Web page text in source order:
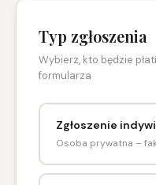
Typ zgłoszenia
Wybierz, kto będzie
formularza
Zgłoszenie
Osoba prywatna –